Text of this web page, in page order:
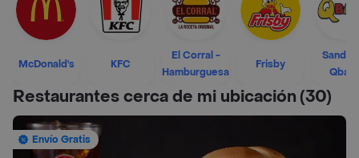
McDonald's KFC
El Corral -
Hamburguesa
Frisby
Restaurantes cerca de mi ubicación(30)
Envío Gratis